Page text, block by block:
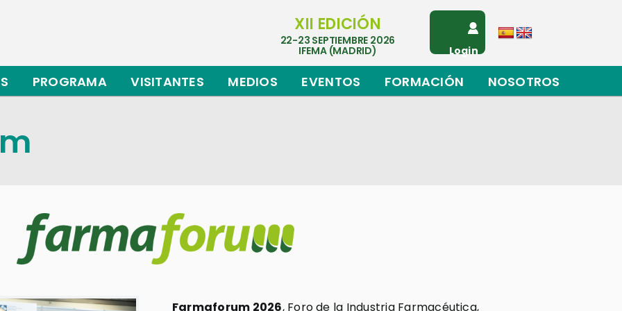
XII EDICIÓN
22-23 SEPTIEMBRE 2026
IFEMA (MADRID) Login
PROGRAMA VISITANTES MEDIOS EVENTOS FORMACIÓN NOSOTROS
Farmaforum 2026, Foro de la Industria Farmacéutica,